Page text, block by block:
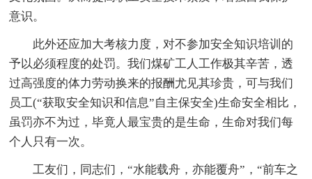
意识。
此外还应加大考核力度，对不参加安全知识培训的
予以必须程度的处罚。我们煤矿工人工作极其辛苦，透
过高强度的体力劳动换来的报酬尤见其珍贵，可与我们
员工(“获取安全知识和信息”自主保安全)生命安全相比，
虽罚亦不为过，毕竟人最宝贵的是生命，生命对我们每
个人只有一次。
工友们，同志们，“水能载舟，亦能覆舟”，“前车之